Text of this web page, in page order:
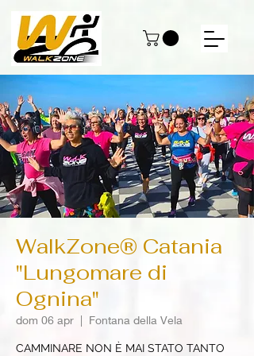
WalkZone® Catania
"Lungomare di
Ognina"
dom 06 apr
  |
Fontana della Vela
CAMMINARE NON È MAI STATO TANTO